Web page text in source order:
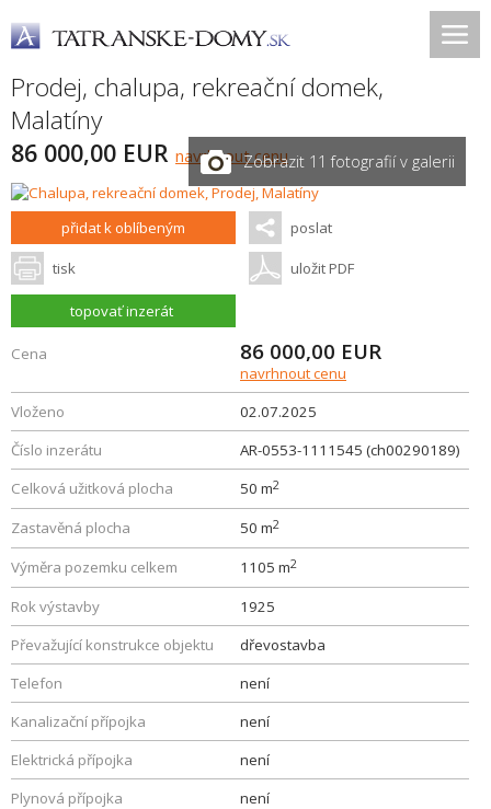
Prodej, chalupa, rekreační domek,
Malatíny
86 000,00 EUR navrhnout cenuZobrazit 11 fotografií v galerii
přidat k oblíbeným poslat
tisk uložit PDF
topovať inzerát
Cena 86 000,00 EUR
navrhnout cenu
Vloženo
02.07.2025
Číslo inzerátu
AR-0553-1111545 (ch00290189)
Celková užitková plocha
50 m2
Zastavěná plocha 50 m2
Výměra pozemku celkem 1105 m2
Rok výstavby
1925
Převažující konstrukce objektu
dřevostavba
Telefon
není
Kanalizační přípojka
není
Elektrická přípojka
není
Plynová přípojka
není